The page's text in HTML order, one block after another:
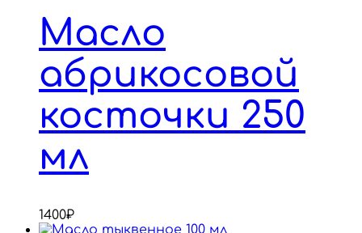
Масло
абрикосовой
косточки 250
мл
1400₽